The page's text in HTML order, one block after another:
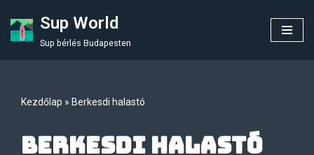
Skip
Sup World
Sup bérlés Budapesten
Kezdőlap » Berkesdi halastó
Berkesdi halastó